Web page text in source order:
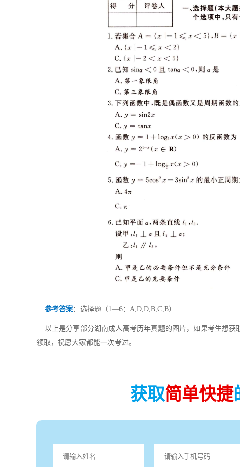
参考答案：选择题（1—6：A,D,D,B,C,B）
以上是分享部分湖南成人高考历年真题的图片，如果考生想获
领取，祝愿大家都能一次考过。
获取简单快捷